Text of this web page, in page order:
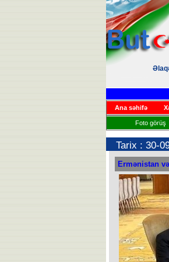
Ana səhifə
Foto görüş
Tarix : 30-
Ermənistan